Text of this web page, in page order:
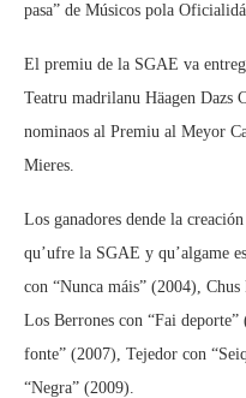
pasa” de Músicos pola
El premiu de la SGAE va
Teatru madrilanu Häagen Dazs
nominaos al Premiu al Meyor
Mieres.
Los ganadores dende la
qu’ufre la SGAE y qu’algame
con “Nunca máis” (2004),
Los Berrones con “Fai deporte”
fonte” (2007), Tejedor con
“Negra” (2009).